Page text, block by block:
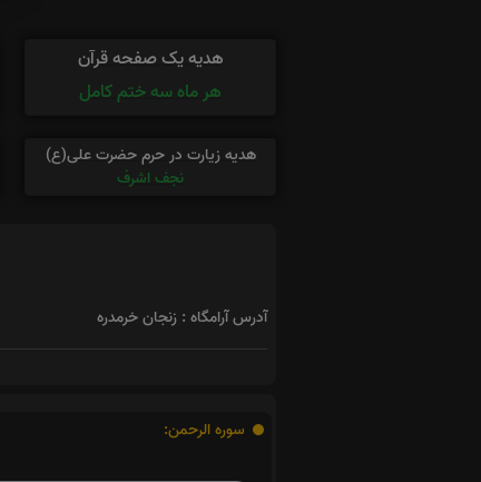
هدیه یک صفحه قرآن
هر ماه سه ختم کامل
هدیه زیارت در حرم حضرت علی(ع)
نجف اشرف
آدرس آرامگاه : زنجان خرمدره
سوره الرحمن: